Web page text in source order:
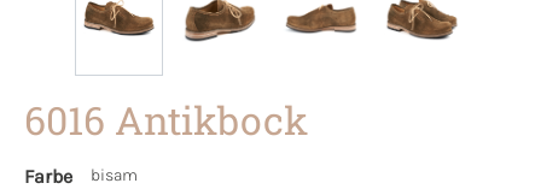
6016 Antikbock
Farbe bisam